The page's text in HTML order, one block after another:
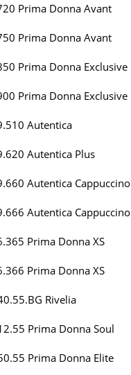
Prima Donna Avant
Prima Donna Avant
Prima Donna Exclusive
Prima Donna Exclusive
Autentica
Autentica Plus
Autentica Cappuccino
Autentica Cappuccino
Prima Donna XS
Prima Donna XS
Rivelia
Prima Donna Soul
Prima Donna Elite